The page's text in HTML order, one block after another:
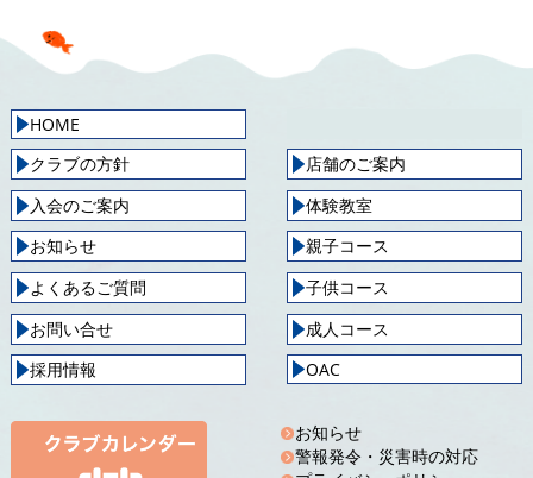
HOME
クラブの方針
店舗のご案内
入会のご案内
体験教室
お知らせ
親子コース
よくあるご質問
子供コース
お問い合せ
成人コース
採用情報
OAC
お知らせ
警報発令・災害時の対応